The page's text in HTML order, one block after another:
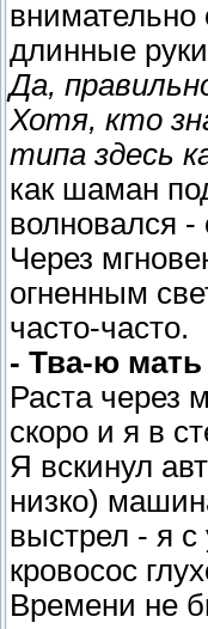
внимательно
длинные
Да,
Хотя, кто
типа здесь
как шаман
волновался -
Через
огненным
часто-часто.
- Тва-ю мать
Раста через
скоро и я в
Я вскинул
низко)
выстрел - я
кровосос
Времени не